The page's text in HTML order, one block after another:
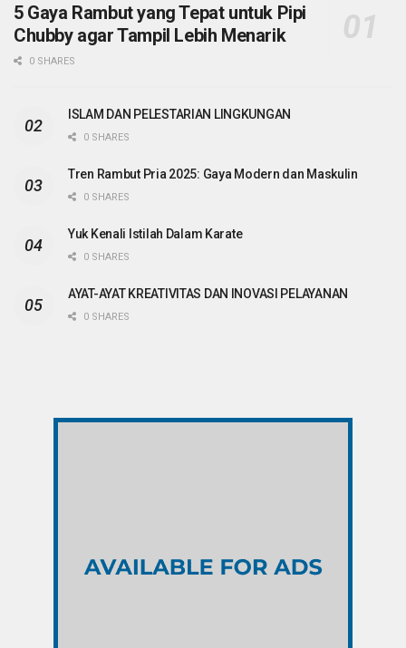
5 Gaya Rambut yang Tepat untuk Pipi
Chubby agar Tampil Lebih Menarik
0 SHARES
ISLAM DAN PELESTARIAN LINGKUNGAN
0 SHARES
Tren Rambut Pria 2025: Gaya Modern dan Maskulin
0 SHARES
Yuk Kenali Istilah Dalam Karate
0 SHARES
AYAT-AYAT KREATIVITAS DAN INOVASI PELAYANAN
0 SHARES